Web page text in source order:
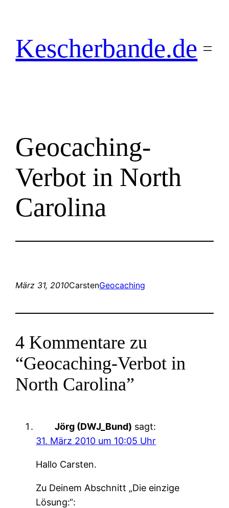
springen
Kescherbande.de
Geocaching-
Verbot in North
Carolina
März 31, 2010CarstenGeocaching
4 Kommentare zu
“Geocaching-Verbot in
North Carolina”
Jörg (DWJ_Bund) sagt:
31. März 2010 um 10:05 Uhr
Hallo Carsten.
Zu Deinem Abschnitt „Die einzige
Lösung:“: